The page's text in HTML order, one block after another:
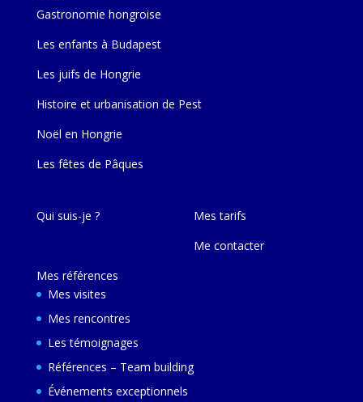
Gastronomie hongroise
Les enfants à Budapest
Les juifs de Hongrie
Histoire et urbanisation de Pest
Noël en Hongrie
Les fêtes de Pâques
Qui suis-je ?
Mes références
Mes visites
Mes rencontres
Les témoignages
Références – Team building
Événements exceptionnels
Mes tarifs
Me contacter